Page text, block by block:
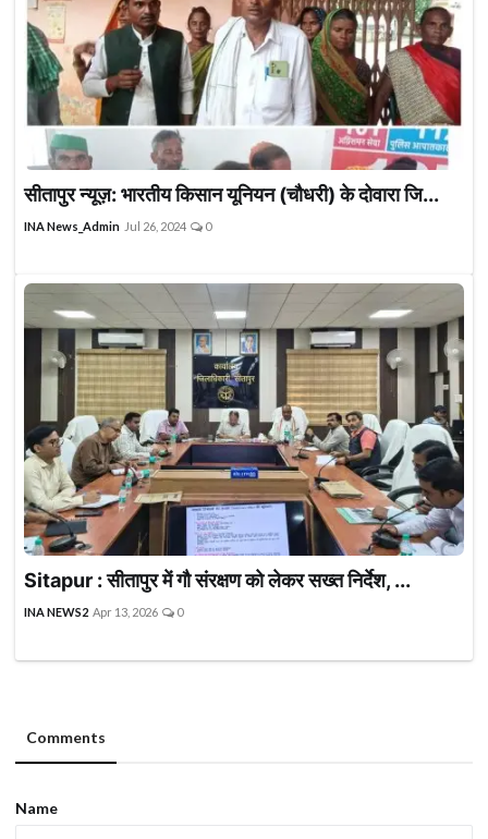
सीतापुर न्यूज़: भारतीय किसान यूनियन (चौधरी) के दोवारा जि...
INA News_Admin Jul 26, 2024 0
Sitapur : सीतापुर में गौ संरक्षण को लेकर सख्त निर्देश, ...
INA NEWS2 Apr 13, 2026 0
Comments
Name